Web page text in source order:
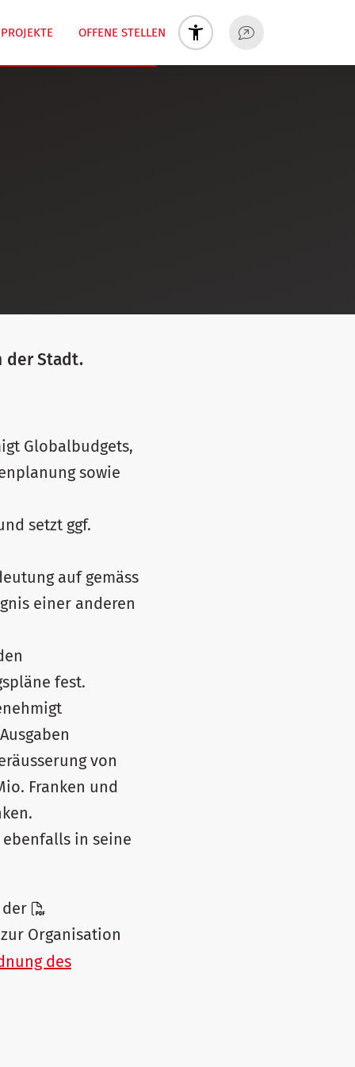
PROJEKTE
OFFENE STELLEN
der Stadt.
Globalbudgets,
sowie
setzt ggf.
auf gemäss
einer anderen
fest.
von
Franken und
ebenfalls in seine
der
Organisation
des